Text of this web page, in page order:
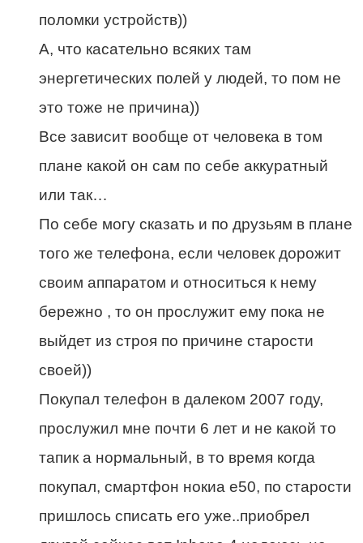
поломки устройств))
А, что касательно всяких там
энергетических полей у людей, то пом не
это тоже не причина))
Все зависит вообще от человека в том
плане какой он сам по себе аккуратный
или так…
По себе могу сказать и по друзьям в плане
того же телефона, если человек дорожит
своим аппаратом и относиться к нему
бережно , то он прослужит ему пока не
выйдет из строя по причине старости
своей))
Покупал телефон в далеком 2007 году,
прослужил мне почти 6 лет и не какой то
тапик а нормальный, в то время когда
покупал, смартфон нокиа е50, по старости
пришлось списать его уже..приобрел